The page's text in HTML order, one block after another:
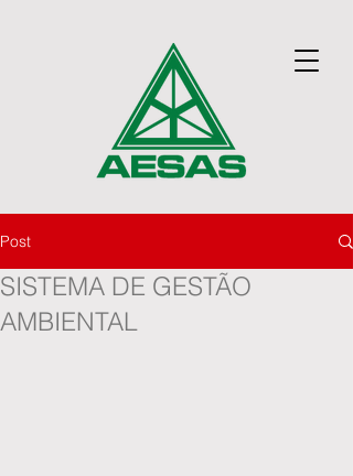
Post
SISTEMA DE GESTÃO
AMBIENTAL